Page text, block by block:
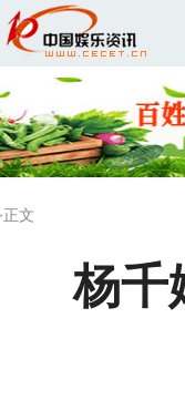
文
杨千